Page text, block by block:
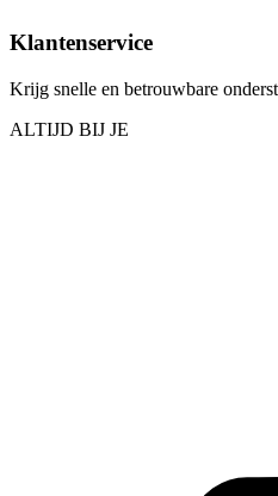
Klantenservice
Krijg snelle en betrouwbare
ALTIJD BIJ JE